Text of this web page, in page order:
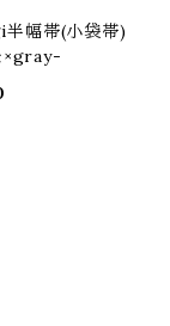
幅帯(小袋帯)
×gray-